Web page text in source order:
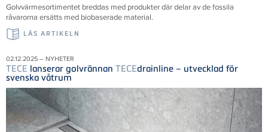
Golvvärmesortimentet breddas med produkter där delar av de fossila
råvarorna ersätts med biobaserade material.
LÄS ARTIKELN
02.12.2025 – NYHETER
TECE lanserar golvrännan TECEdrainline – utvecklad för
svenska våtrum